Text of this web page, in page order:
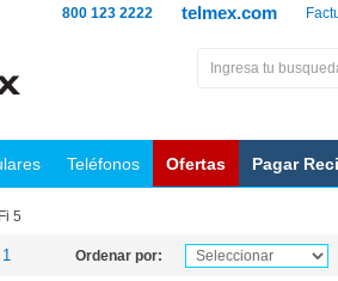
telmex.com
800 123 2222
Teléfonos Ofertas Pagar
5
Ordenar por: